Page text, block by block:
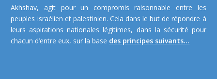
Akhshav, agit pour un compromis raisonnable entre les
peuples israélien et palestinien. Cela dans le but de répondre à
leurs aspirations nationales légitimes, dans la sécurité pour
chacun d’entre eux, sur la base des principes suivants...